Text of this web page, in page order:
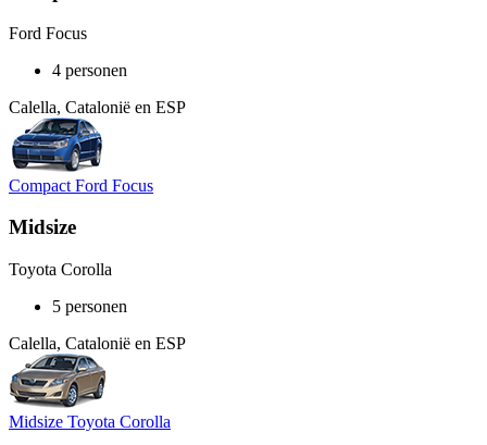
Ford Focus
4 personen
Calella, Catalonië en ESP
Compact Ford Focus
Midsize
Toyota Corolla
5 personen
Calella, Catalonië en ESP
Midsize Toyota Corolla